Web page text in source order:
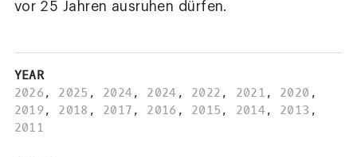
vor 25 Jahren ausruhen dürfen.
YEAR
2026 , 2025 , 2024, 2024 , 2022 , 2021 , 2020 ,
2019, 2018 , 2017 , 2016 , 2015 , 2014, 2013 ,
2011